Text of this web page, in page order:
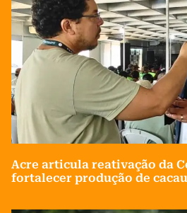
Acre articula reativação da
fortalecer produção de cacau